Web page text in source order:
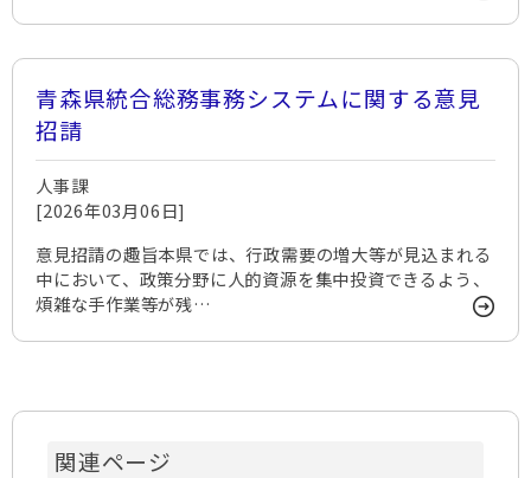
青森県統合総務事務システムに関する意見
招請
人事課
[2026年03月06日]
意見招請の趣旨本県では、行政需要の増大等が見込まれる
中において、政策分野に人的資源を集中投資できるよう、
煩雑な手作業等が残…
関連ページ